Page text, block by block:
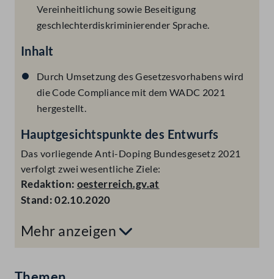
Vereinheitlichung sowie Beseitigung
geschlechterdiskriminierender Sprache.
Inhalt
Durch Umsetzung des Gesetzesvorhabens wird
die Code Compliance mit dem WADC 2021
hergestellt.
Hauptgesichtspunkte des Entwurfs
Das vorliegende Anti-Doping Bundesgesetz 2021
verfolgt zwei wesentliche Ziele:
Redaktion: oesterreich.gv.at
Stand: 02.10.2020
Mehr anzeigen